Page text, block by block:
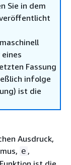
Sie in dem
Fassung
infolge
ist die
Ausdruck,
e ,